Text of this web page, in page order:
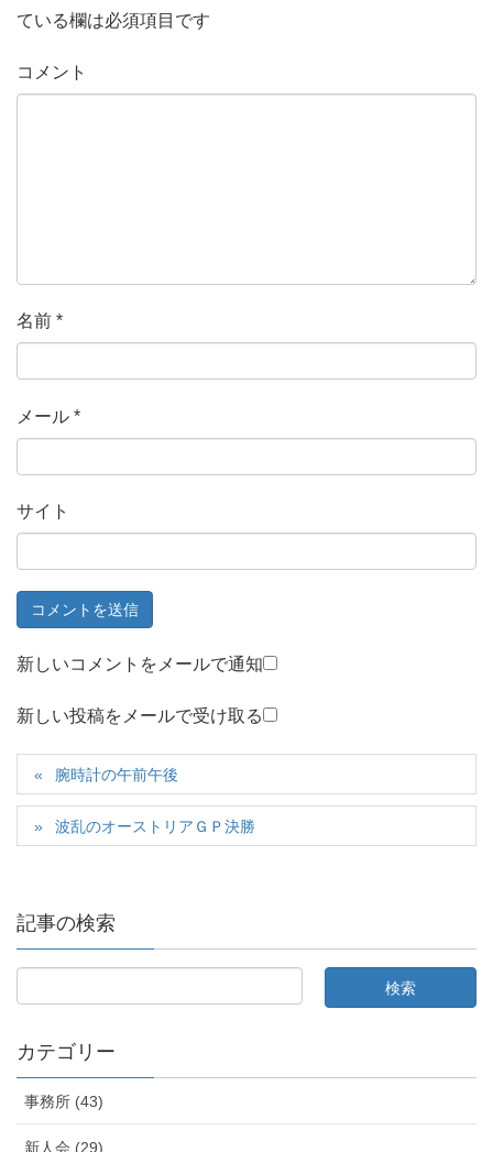
ている欄は必須項目です
コメント
名前 *
メール *
サイト
新しいコメントをメールで通知
新しい投稿をメールで受け取る
腕時計の午前午後
波乱のオーストリアＧＰ決勝
記事の検索
カテゴリー
事務所 (43)
新人会 (29)